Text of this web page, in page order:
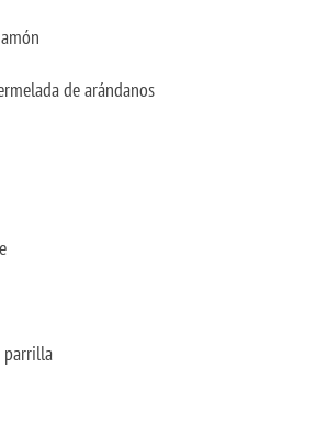
de arándanos
parrilla